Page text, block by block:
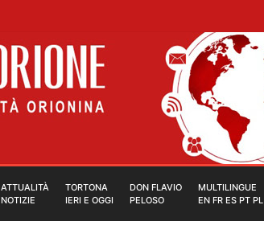
ATTUALITÀ
NOTIZIE
TORTONA
IERI E OGGI
DON FLAVIO
PELOSO
MULTILINGUE
EN FR ES PT PL